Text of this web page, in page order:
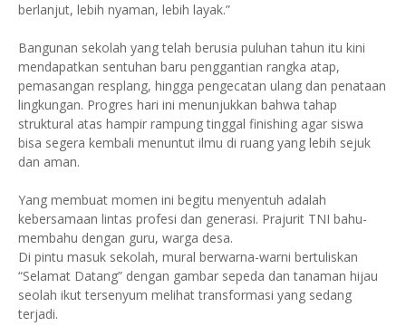
berlanjut, lebih nyaman, lebih layak.”
Bangunan sekolah yang telah berusia puluhan tahun itu kini
mendapatkan sentuhan baru penggantian rangka atap,
pemasangan resplang, hingga pengecatan ulang dan penataan
lingkungan. Progres hari ini menunjukkan bahwa tahap
struktural atas hampir rampung tinggal finishing agar siswa
bisa segera kembali menuntut ilmu di ruang yang lebih sejuk
dan aman.
Yang membuat momen ini begitu menyentuh adalah
kebersamaan lintas profesi dan generasi. Prajurit TNI bahu-
membahu dengan guru, warga desa.
Di pintu masuk sekolah, mural berwarna-warni bertuliskan
“Selamat Datang” dengan gambar sepeda dan tanaman hijau
seolah ikut tersenyum melihat transformasi yang sedang
terjadi.